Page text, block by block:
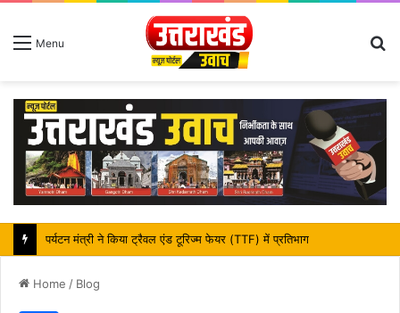
Menu
महापौर शंभू पासवान के जन्मदिवस पर क्षेत्र में विकास की सौगात
Home / Blog